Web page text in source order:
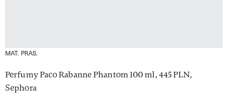
MAT. PRAS.
Perfumy Paco Rabanne Phantom 100 ml, 445 PLN,
Sephora